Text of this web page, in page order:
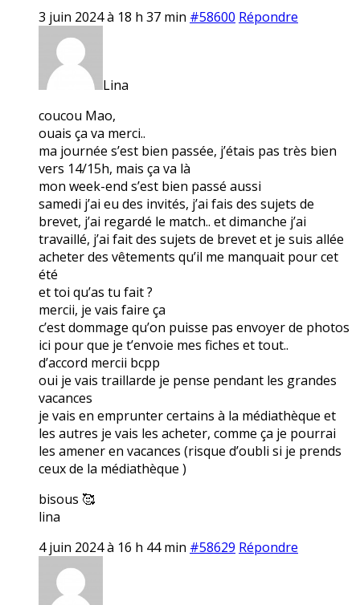
3 juin 2024 à 18 h 37 min #58600 Répondre
Lina
coucou Mao,
ouais ça va merci..
ma journée s’est bien passée, j’étais pas très bien
vers 14/15h, mais ça va là
mon week-end s’est bien passé aussi
samedi j’ai eu des invités, j’ai fais des sujets de
brevet, j’ai regardé le match.. et dimanche j’ai
travaillé, j’ai fait des sujets de brevet et je suis allée
acheter des vêtements qu’il me manquait pour cet
été
et toi qu’as tu fait ?
mercii, je vais faire ça
c’est dommage qu’on puisse pas envoyer de photos
ici pour que je t’envoie mes fiches et tout..
d’accord mercii bcpp
oui je vais traillarde je pense pendant les grandes
vacances
je vais en emprunter certains à la médiathèque et
les autres je vais les acheter, comme ça je pourrai
les amener en vacances (risque d’oubli si je prends
ceux de la médiathèque )
bisous 🥰
lina
4 juin 2024 à 16 h 44 min #58629 Répondre